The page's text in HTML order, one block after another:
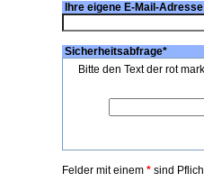
Ihre eigene E-Mail-
Sicherheitsabfrage*
Bitte den Text der rot
Felder mit einem * sind